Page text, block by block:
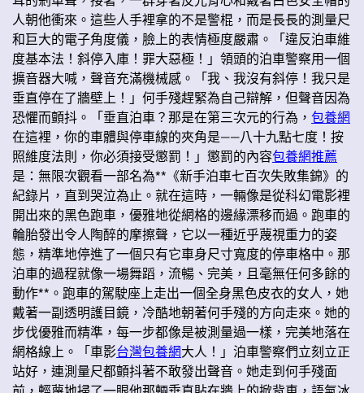
人朝他衝來。這些人手裡拿的不是警棍，而是長長的測量尺
和巨大的電子角度儀，臉上的表情極度嚴肅。「違反泊車維
度基本法！斜停入庫！罪大惡極！」領頭的泊車警察用一個
擴音器大喊，聲音充滿機械感。「我、我沒有斜停！我只是
垂直停在了牆壁上！」何手殘趕緊為自己辯解，但聲音因為
恐懼而顫抖。「垂直泊車？那是在第三次元的行為，包養網
在這裡，你的車體與停車線的夾角是——八十九點七度！按
照維度法則，你必須接受懲罰！」懲罰的內容包養網推薦
是：無限次觀看一部名為**《新手泊車七百次失敗集錦》的
紀錄片，直到哭泣為止。就在這時，一輛像是從科幻電影裡
開出來的黑色跑車，優雅地從網格的邊緣漂移而過。跑車的
輪胎發出令人陶醉的摩擦聲，它以一種近乎蔑視重力的姿
態，精準地停進了一個只有它車身尺寸寬度的停車格中。那
泊車的過程就像一場舞蹈，流暢、完美，且毫無任何多餘的
動作**。跑車的駕駛座上走出一個全身黑色皮衣的女人，她
戴著一副透明護目鏡，冷酷地朝著何手殘的方向走來。她的
步伐優雅而精準，每一步都像是被測量過一樣，完美地落在
網格線上。「車影台灣包養網大人！」泊車警察們立刻立正
站好，連測量尺都顫抖著不敢發出聲音。她走到何手殘面